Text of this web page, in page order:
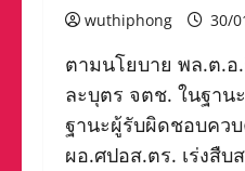
wuthiphong 30/
ตามนโยบาย พล.ต.
ละบุตร จตช. ในฐาน
ฐานะผู้รับผิดชอบคว
ผอ.ศปอส.ตร. เร่งสื